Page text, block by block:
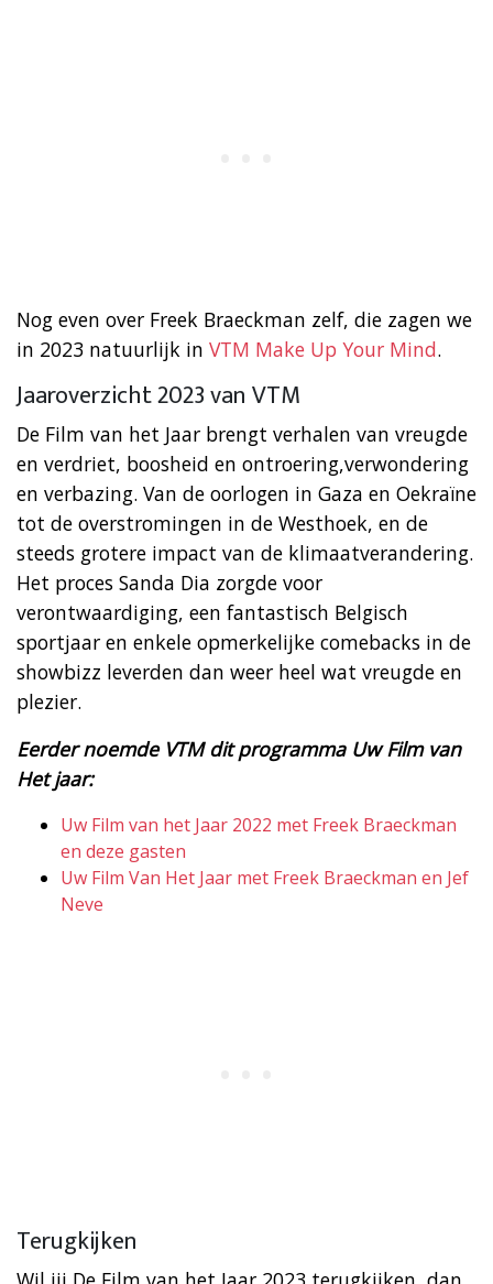
Nog even over Freek Braeckman zelf, die zagen we
in 2023 natuurlijk in VTM Make Up Your Mind.
Jaaroverzicht 2023 van VTM
De Film van het Jaar brengt verhalen van vreugde
en verdriet, boosheid en ontroering,verwondering
en verbazing. Van de oorlogen in Gaza en Oekraïne
tot de overstromingen in de Westhoek, en de
steeds grotere impact van de klimaatverandering.
Het proces Sanda Dia zorgde voor
verontwaardiging, een fantastisch Belgisch
sportjaar en enkele opmerkelijke comebacks in de
showbizz leverden dan weer heel wat vreugde en
plezier.
Eerder noemde VTM dit programma Uw Film van
Het jaar:
Uw Film van het Jaar 2022 met Freek Braeckman
en deze gasten
Uw Film Van Het Jaar met Freek Braeckman en Jef
Neve
Terugkijken